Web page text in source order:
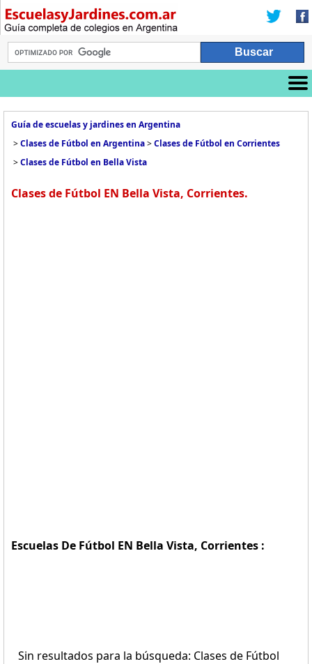
Guía de escuelas y jardines en Argentina
>Clases de Fútbol en Argentina>Clases de Fútbol en Corrientes
>Clases de Fútbol en Bella Vista
Clases de Fútbol EN Bella Vista, Corrientes.
Escuelas De Fútbol EN Bella Vista, Corrientes :
Sin resultados para la búsqueda: Clases de Fútbol